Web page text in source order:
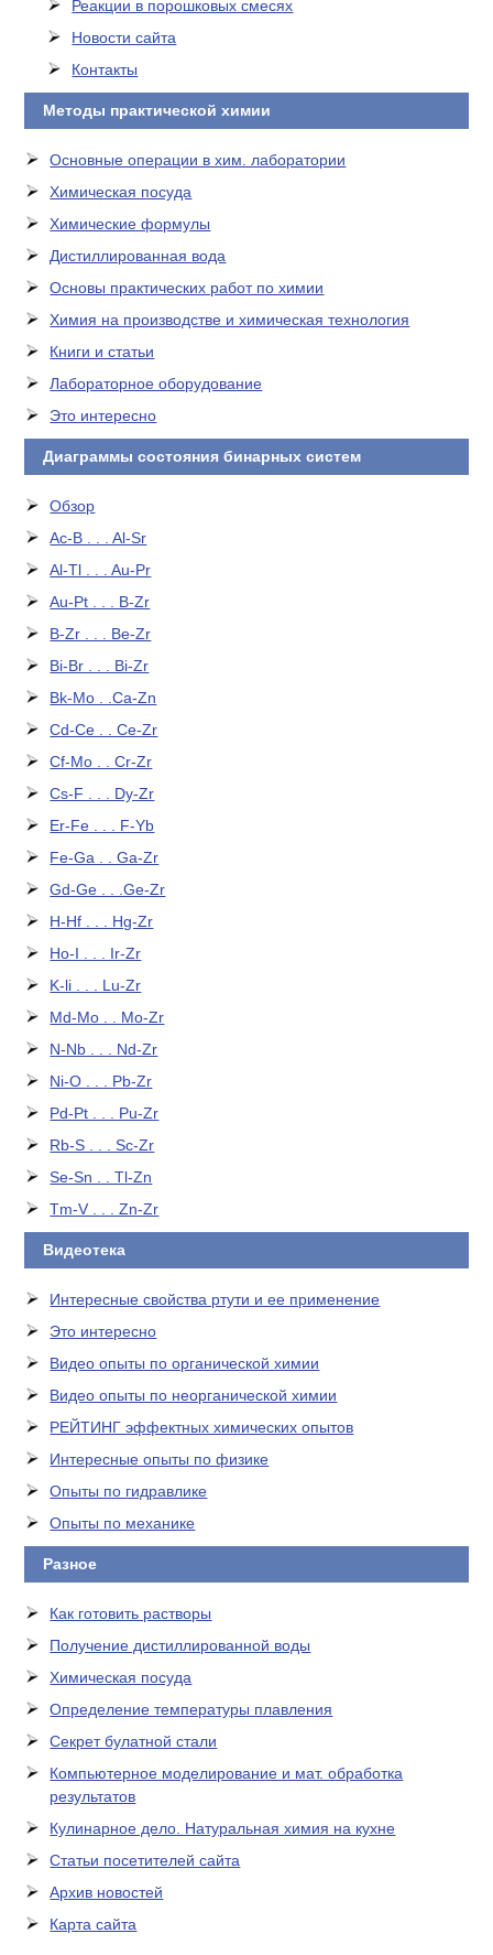
Реакции в порошковых смесях
Новости сайта
Контакты
Методы практической химии
Основные операции в хим. лаборатории
Химическая посуда
Химические формулы
Дистиллированная вода
Основы практических работ по химии
Химия на производстве и химическая технология
Книги и статьи
Лабораторное оборудование
Это интересно
Диаграммы состояния бинарных систем
Обзор
Ac-B . . . Al-Sr
Al-Tl . . . Au-Pr
Au-Pt . . . B-Zr
B-Zr . . . Be-Zr
Bi-Br . . . Bi-Zr
Bk-Mo . .Ca-Zn
Cd-Ce . . Ce-Zr
Cf-Mo . . Cr-Zr
Cs-F . . . Dy-Zr
Er-Fe . . . F-Yb
Fe-Ga . . Ga-Zr
Gd-Ge . . .Ge-Zr
H-Hf . . . Hg-Zr
Ho-I . . . Ir-Zr
K-li . . . Lu-Zr
Md-Mo . . Mo-Zr
N-Nb . . . Nd-Zr
Ni-O . . . Pb-Zr
Pd-Pt . . . Pu-Zr
Rb-S . . . Sc-Zr
Se-Sn . . Tl-Zn
Tm-V . . . Zn-Zr
Видеотека
Интересные свойства ртути и ее применение
Это интересно
Видео опыты по органической химии
Видео опыты по неорганической химии
РЕЙТИНГ эффектных химических опытов
Интересные опыты по физике
Опыты по гидравлике
Опыты по механике
Разное
Как готовить растворы
Получение дистиллированной воды
Химическая посуда
Определение температуры плавления
Секрет булатной стали
Компьютерное моделирование и мат. обработка
результатов
Кулинарное дело. Натуральная химия на кухне
Статьи посетителей сайта
Архив новостей
Карта сайта